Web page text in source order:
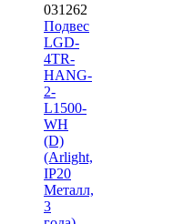
031262
Подвес
LGD-
4TR-
HANG-
2-
L1500-
WH
(D)
(Arlight,
IP20
Металл,
3